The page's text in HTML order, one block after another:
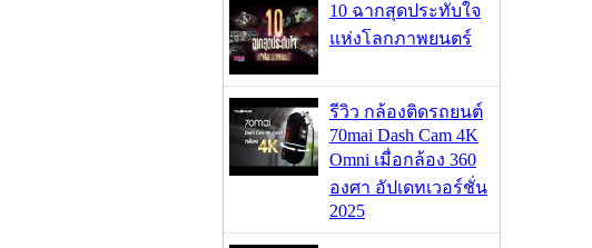
10 ฉากสุดประทับใจ
แห่งโลกภาพยนตร์
รีวิว กล้องติดรถยนต์
70mai Dash Cam 4K
Omni เมื่อกล้อง 360
องศา อัปเดทเวอร์ชั่น
2025